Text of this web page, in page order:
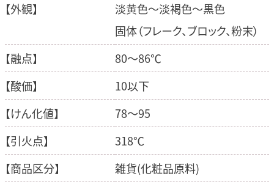
【外観】
淡黄色～淡褐色～黒色
固体（フレーク、ブロック、粉末）
【融点】
80～86℃
【酸価】
10以下
【けん化値】
78～95
【引火点】
318℃
【商品区分】
雑貨(化粧品原料)